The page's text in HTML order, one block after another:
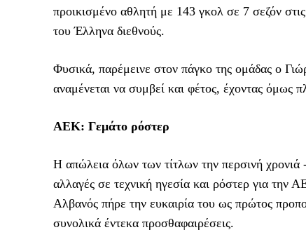
προικισμένο αθλητή με 143 γκολ σε 7 σεζόν
του Έλληνα διεθνούς.
Φυσικά, παρέμεινε στον πάγκο της ομάδας ο
αναμένεται να συμβεί και φέτος, έχοντας όμως
ΑΕΚ: Γεμάτο ρόστερ
H απώλεια όλων των τίτλων την περσινή χρονιά
αλλαγές σε τεχνική ηγεσία και ρόστερ για την
Αλβανός πήρε την ευκαιρία του ως πρώτος
συνολικά έντεκα προσθαφαιρέσεις.